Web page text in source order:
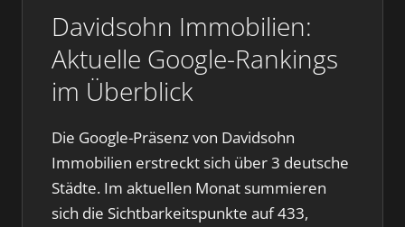
Davidsohn Immobilien:
Aktuelle Google-Rankings
im Überblick
Die Google-Präsenz von Davidsohn
Immobilien erstreckt sich über 3 deutsche
Städte. Im aktuellen Monat summieren
sich die Sichtbarkeitspunkte auf 433,